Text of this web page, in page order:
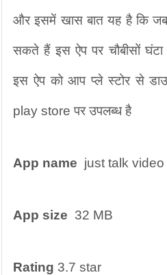
और इसमें खास बात यह है कि
सकते हैं इस ऐप पर चौबीसों
इस ऐप को आप प्ले स्टोर से
play store पर उपलब्ध है
App name just talk
App size 32 MB
Rating 3.7 star